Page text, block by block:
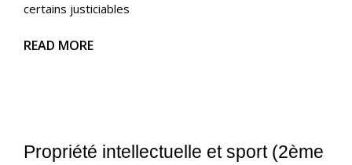
certains justiciables
READ MORE
Propriété intellectuelle et sport (2ème